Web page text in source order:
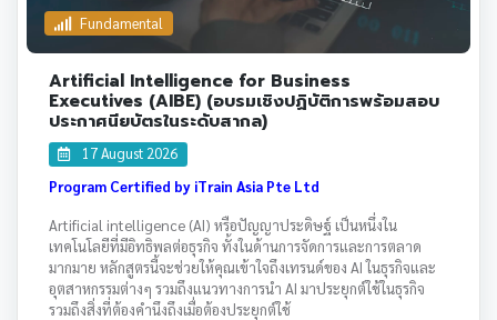
Fundamental
Artificial Intelligence for Business
Executives (AIBE) (อบรมเชิงปฏิบัติการพร้อมสอบ
ประกาศนียบัตรในระดับสากล)
17 August 2026
Program Certified by iTrain Asia Pte Ltd
Artificial intelligence (AI) หรือปัญญาประดิษฐ์ เป็นหนึ่งใน
เทคโนโลยีที่มีอิทธิพลต่อธุรกิจ ทั้งในด้านการจัดการและการตลาด
มากมาย หลักสูตรนี้จะช่วยให้คุณเข้าใจถึงเทรนด์ของ AI ในธุรกิจและ
อุตสาหกรรมต่างๆ รวมถึงแนวทางการนำ AI มาประยุกต์ใช้ในธุรกิจ
รวมถึงสิ่งที่ต้องคำนึงถึงเมื่อต้องประยุกต์ใช้